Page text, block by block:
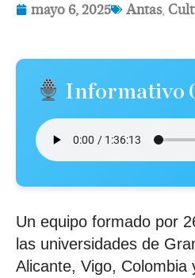
mayo 6, 2025 Antas,
Informativo
Un equipo formado por
las universidades de
Alicante, Vigo, Colombia